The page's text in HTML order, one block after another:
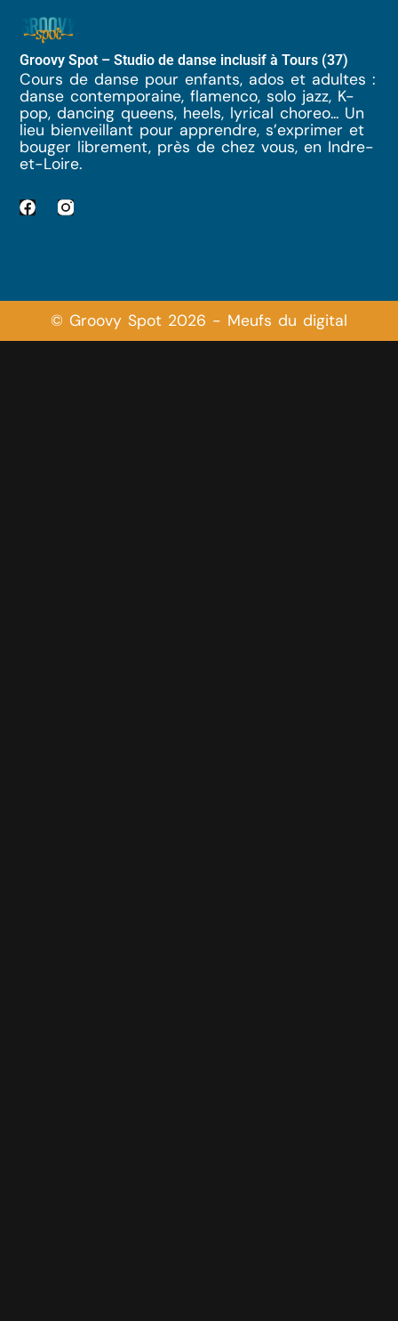
Groovy Spot – Studio de danse inclusif à Tours (37)
Cours de danse pour enfants, ados et adultes :
danse contemporaine, flamenco, solo jazz, K-
pop, dancing queens, heels, lyrical choreo... Un
lieu bienveillant pour apprendre, s’exprimer et
bouger librement, près de chez vous, en Indre-
et-Loire.
© Groovy Spot 2026 - Meufs du digital